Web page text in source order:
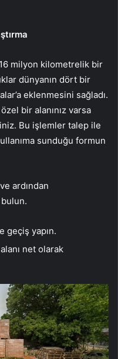
milyon kilometrelik bir
dünyanın dört bir
eklenmesini sağladı.
bir alanınız varsa
Bu işlemler talep ile
sunduğu formun
ardından
bulun.
geçiş yapın.
net olarak